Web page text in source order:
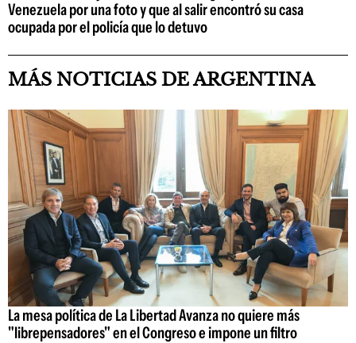
Venezuela por una foto y que al salir encontró su casa
ocupada por el policía que lo detuvo
MÁS NOTICIAS DE ARGENTINA
La mesa política de La Libertad Avanza no quiere más
"librepensadores" en el Congreso e impone un filtro